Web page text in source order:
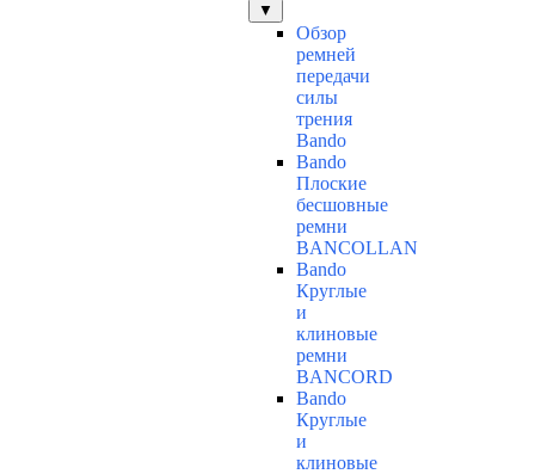
▼
Обзор
ремней
передачи
силы
трения
Bando
Bando
Плоские
бесшовные
ремни
BANCOLLAN
Bando
Круглые
и
клиновые
ремни
BANCORD
Bando
Круглые
и
клиновые